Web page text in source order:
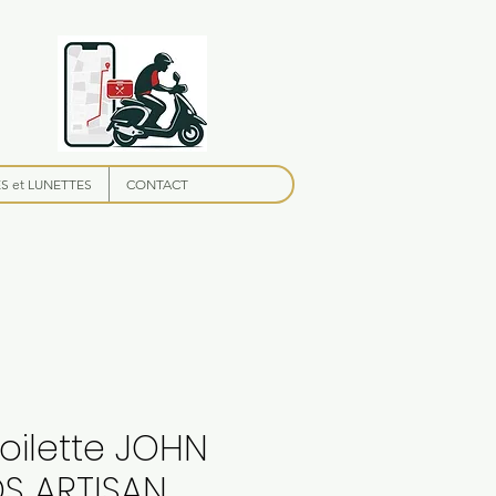
et LUNETTES CONTACT
JOHN